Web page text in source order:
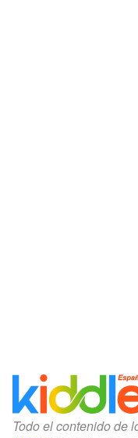
Todo el contenido de